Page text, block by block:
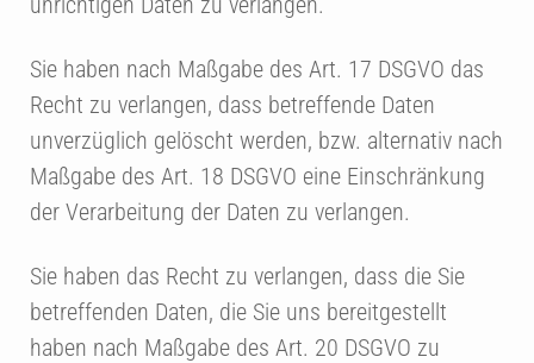
Sie haben nach Maßgabe des Art. 17 DSGVO das
Recht zu verlangen, dass betreffende Daten
unverzüglich gelöscht werden, bzw. alternativ nach
Maßgabe des Art. 18 DSGVO eine Einschränkung
der Verarbeitung der Daten zu verlangen.
Sie haben das Recht zu verlangen, dass die Sie
betreffenden Daten, die Sie uns bereitgestellt
haben nach Maßgabe des Art. 20 DSGVO zu